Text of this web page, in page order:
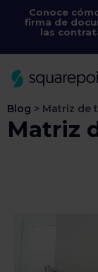
Conoce
firma de
las
Blog > Matriz de
Matriz